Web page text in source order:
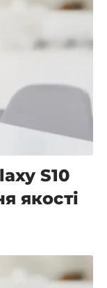
S10
якості